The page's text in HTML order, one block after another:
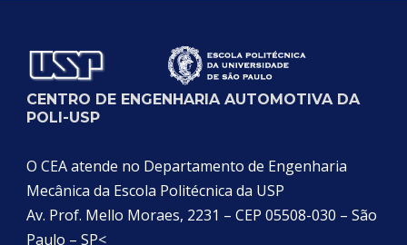
CENTRO DE ENGENHARIA AUTOMOTIVA DA
POLI-USP
O CEA atende no Departamento de Engenharia
Mecânica da Escola Politécnica da USP
Av. Prof. Mello Moraes, 2231 – CEP 05508-030 – São
Paulo – SP<